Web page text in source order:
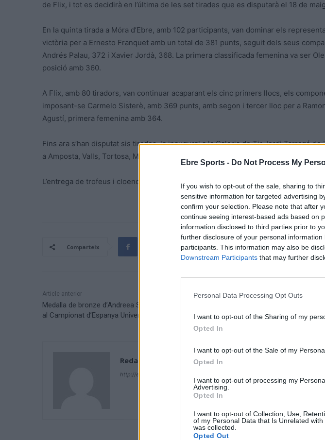
Ebre Sports - Do Not Process My
If you wish to opt-out of the sale, sharing to
sensitive information for targeted advertising
confirm your selection. Please note that after
continue seeing interest-based ads based on
information disclosed to third parties prior to
further disclosure of your personal
participants. This information may also be
Downstream Participants that may further
Personal Data Processing Opt Outs
I want to opt-out of the Sharing of my
Opted In
I want to opt-out of the Sale of my
Opted In
I want to opt-out of processing my
Advertising.
Opted In
I want to opt-out of Collection, Use,
of my Personal Data that Is Unrelated
was collected.
Opted Out
de Flix, i tot es decidirà en l’última de les set tirades que es disputarà el 18 de
En la quinta tirada a Móra d’Ebre, amb 102 participants, van dominar els
victòria per a Ernesto Franquet amb un total de 381 punts, seguit dels seus
Andrés Palau, 372 i Xavier Jordà, 368. La primera classificada femenina va ser
posició amb 360.
A Flix, amb 80 tiradors, van continuar acaparant els cinc primers llocs, els
imposant-se Carmelo Sisterè, amb 369 punts, amb segon i tercer lloc per a
Agustí, primera femenina amb 364.
Fins ara s’han disputat sis tirades, la inaugural a la Galeria de Tir Jordi Tarragó
a Amposta, Valls, Tortosa, Móra d’Ebre i Flix.
L’entrega de trofeus i cloenda del Campionat es celebrarà el 22 de maig a Móra
Comparteix
Article anterior
Medalla de bronze d’Andreea Sabou en salt de llargada
al Campionat d’Espanya Universitari
categoria
Redacció
http://ebresports.cat